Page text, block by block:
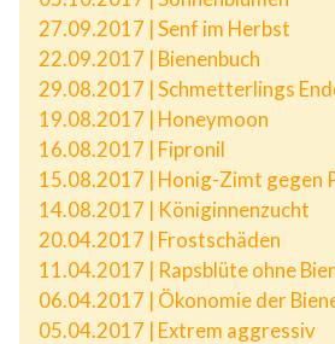
27.09.2017 | Senf im Herbst
22.09.2017 | Bienenbuch
29.08.2017 | Schmetterlings
19.08.2017 | Honeymoon
16.08.2017 | Fipronil
15.08.2017 | Honig-Zimt gegen
14.08.2017 | Königinnenzucht
20.04.2017 | Frostschäden
11.04.2017 | Rapsblüte ohne
06.04.2017 | Ökonomie der
05.04.2017 | Extrem aggressiv